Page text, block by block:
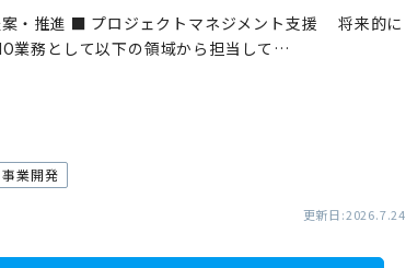
・推進 ■ プロジェクトマネジメント支援 将来的に
業務として以下の領域から担当して…
事業開発
更新日:2026.7.24